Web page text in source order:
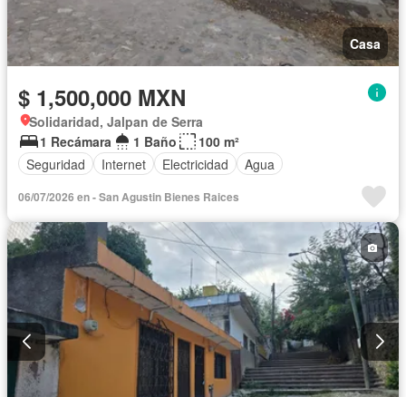
Casa
$ 1,500,000 MXN
Solidaridad, Jalpan de Serra
1 Recámara
1 Baño
100 m²
Seguridad
Internet Electricidad Agua
06/07/2026 en - San Agustin Bienes Raices